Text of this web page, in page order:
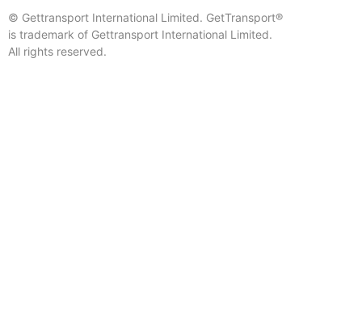
© Gettransport International Limited. GetTransport®
is trademark of Gettransport International Limited.
All rights reserved.